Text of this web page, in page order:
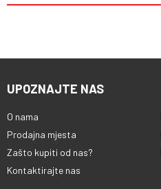
UPOZNAJTE NAS
O nama
Prodajna mjesta
Zašto kupiti od nas?
Kontaktirajte nas